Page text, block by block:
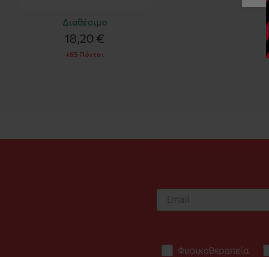
Διαθέσιμο
18,20 €
+55 Πόντοι
Φυσικοθεραπεία